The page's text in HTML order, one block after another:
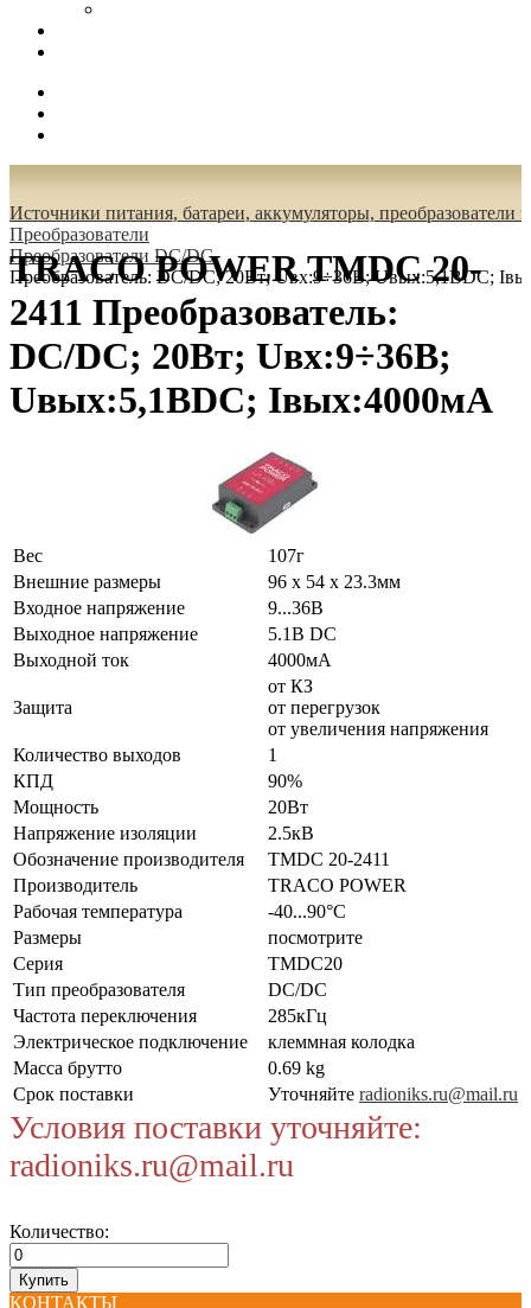
Источники питания, батареи, аккумуляторы, преобразователи
Преобразователи
Преобразователи DC/DC
Преобразователь: DC/DC; 20Вт; Uвх:9÷36В; Uвых:5,1ВDC;
TRACO POWER TMDC 20-
2411 Преобразователь:
DC/DC; 20Вт; Uвх:9÷36В;
Uвых:5,1ВDC; Iвых:4000мА
Вес
107г
Внешние размеры
96 x 54 x 23.3мм
Входное напряжение
9...36В
Выходное напряжение
5.1В DC
Выходной ток
4000мА
Защита
от КЗ
от перегрузок
от увеличения напряжения
Количество выходов
1
КПД
90%
Мощность
20Вт
Напряжение изоляции
2.5кВ
Обозначение производителя
TMDC 20-2411
Производитель
TRACO POWER
Рабочая температура
-40...90°C
Размеры
посмотрите
Серия
TMDC20
Тип преобразователя
DC/DC
Частота переключения
285кГц
Электрическое подключение
клеммная колодка
Масса брутто
0.69 kg
Срок поставки
Уточняйте radioniks.ru@mail.ru
Условия поставки уточняйте:
radioniks.ru@mail.ru
Количество:
КОНТАКТЫ